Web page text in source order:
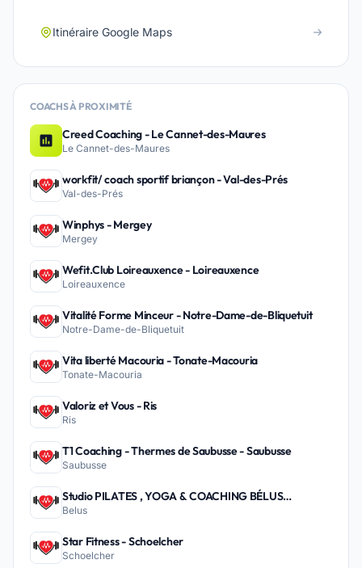
Itinéraire Google Maps
COACHS À PROXIMITÉ
Creed Coaching - Le Cannet-des-Maures
Le Cannet-des-Maures
workfit/ coach sportif briançon - Val-des-Prés
Val-des-Prés
Winphys - Mergey
Mergey
Wefit.Club Loireauxence - Loireauxence
Loireauxence
Vitalité Forme Minceur - Notre-Dame-de-Bliquetuit
Notre-Dame-de-Bliquetuit
Vita liberté Macouria - Tonate-Macouria
Tonate-Macouria
Valoriz et Vous - Ris
Ris
T1 Coaching - Thermes de Saubusse - Saubusse
Saubusse
Studio PILATES , YOGA & COACHING BÉLUS
PEYREHORADE - Belus
Belus
Star Fitness - Schoelcher
Schoelcher